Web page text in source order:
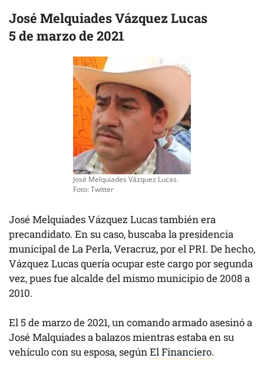
José Melquiades Vázquez Lucas
5 de marzo de 2021
José Melquiades Vázquez Lucas.
Foto: Twitter
José Melquiades Vázquez Lucas también era
precandidato. En su caso, buscaba la presidencia
municipal de La Perla, Veracruz, por el PRI. De hecho,
Vázquez Lucas quería ocupar este cargo por segunda
vez, pues fue alcalde del mismo municipio de 2008 a
2010.
El 5 de marzo de 2021, un comando armado asesinó a
José Malquiades a balazos mientras estaba en su
vehículo con su esposa, segúnEl Financiero.